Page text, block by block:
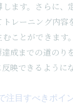
ます。さらに、
レーニング内容
ことができます
成までの道のり
映できるように
注目すべきポイ